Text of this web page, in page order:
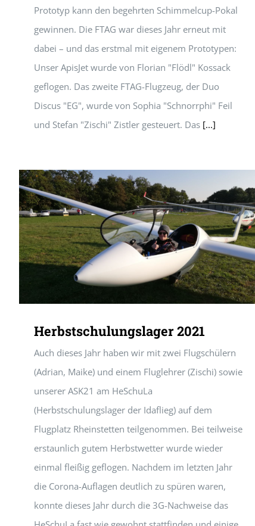
Prototyp kann den begehrten Schimmelcup-Pokal
gewinnen. Die FTAG war dieses Jahr erneut mit
dabei – und das erstmal mit eigenem Prototypen:
Unser ApisJet wurde von Florian "Flödl" Kossack
geflogen. Das zweite FTAG-Flugzeug, der Duo
Discus "EG", wurde von Sophia "Schnorrphi" Feil
und Stefan "Zischi" Zistler gesteuert. Das [...]
Herbstschulungslager 2021
Auch dieses Jahr haben wir mit zwei Flugschülern
(Adrian, Maike) und einem Fluglehrer (Zischi) sowie
unserer ASK21 am HeSchuLa
(Herbstschulungslager der Idaflieg) auf dem
Flugplatz Rheinstetten teilgenommen. Bei teilweise
erstaunlich gutem Herbstwetter wurde wieder
einmal fleißig geflogen. Nachdem im letzten Jahr
die Corona-Auflagen deutlich zu spüren waren,
konnte dieses Jahr durch die 3G-Nachweise das